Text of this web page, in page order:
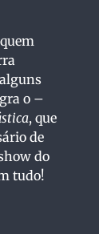
o –
, que
de
do
tudo!